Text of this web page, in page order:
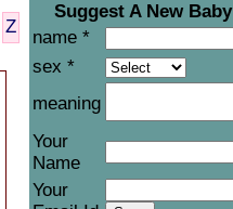
Z
Suggest A New
name *
sex *
meaning
Your
Name
Your